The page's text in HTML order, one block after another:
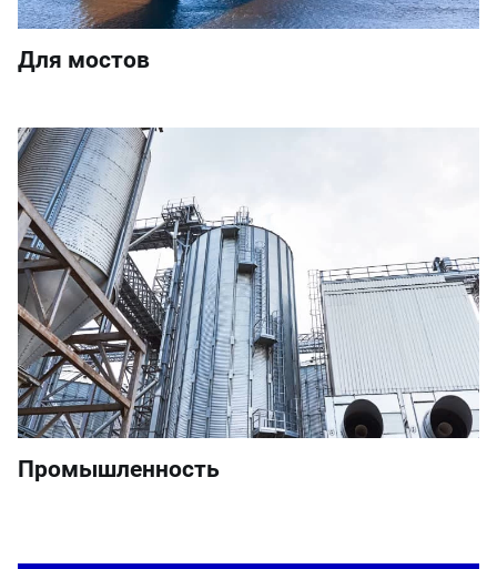
Для мостов
Промышленность